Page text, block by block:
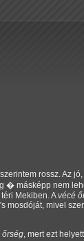
rossz. Az
� másképp nem
Mekiben. Avécé
mivel
őrség, mert ezt